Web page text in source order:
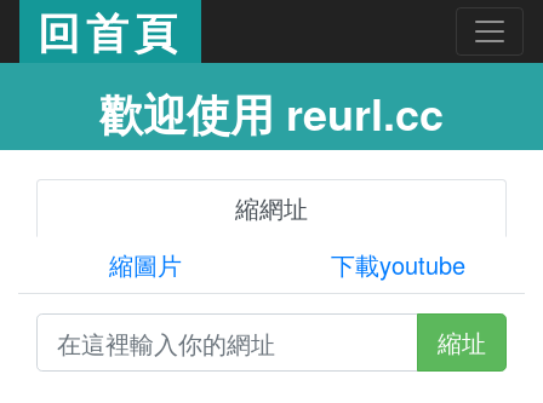
回首頁
歡迎使用 reurl.cc
縮網址
縮圖片
下載youtube
縮址